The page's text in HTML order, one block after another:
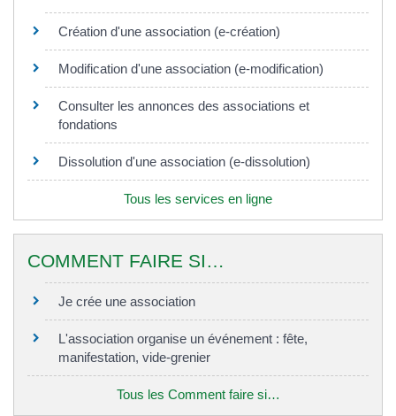
Création d'une association (e-création)
Modification d'une association (e-modification)
Consulter les annonces des associations et
fondations
Dissolution d'une association (e-dissolution)
Tous les services en ligne
COMMENT FAIRE SI…
Je crée une association
L'association organise un événement : fête,
manifestation, vide-grenier
Tous les Comment faire si…